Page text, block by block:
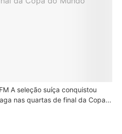
A seleção suíça conquistou
nas quartas de final da Copa...